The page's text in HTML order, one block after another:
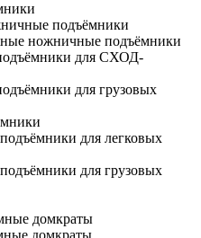
подъёмники
ножничные подъёмники
для СХОД-
для грузовых
для легковых
для грузовых
домкраты